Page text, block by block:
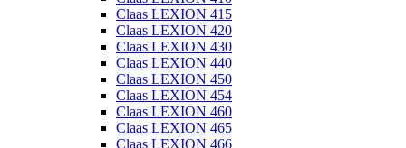
Claas LEXION 415
Claas LEXION 420
Claas LEXION 430
Claas LEXION 440
Claas LEXION 450
Claas LEXION 454
Claas LEXION 460
Claas LEXION 465
Claas LEXION 466